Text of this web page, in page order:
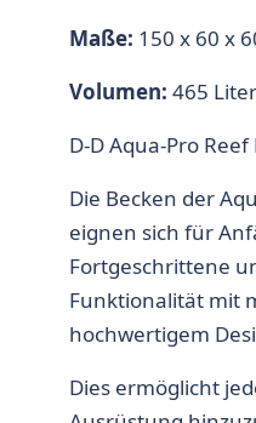
Maße: 150 x 60 x
Volumen: 465 Liter
D-D Aqua-Pro
Die Becken der
eignen sich für
Fortgeschrittene
Funktionalität mit
hochwertigem
Dies ermöglicht